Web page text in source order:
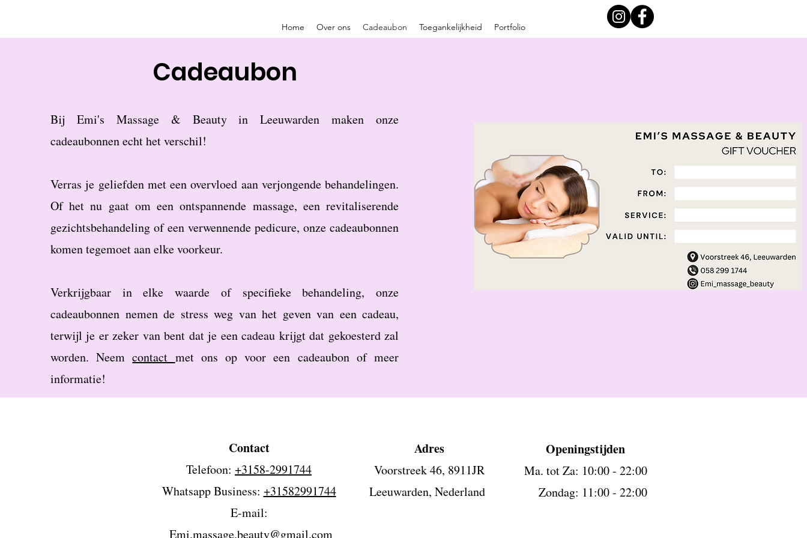
Home Over ons Cadeaubon Toegankelijkheid Portfolio
Cadeaubon
Bij Emi's Massage & Beauty in Leeuwarden maken onze
cadeaubonnen echt het verschil!
Verras je geliefden met een overvloed aan verjongende behandelingen.
Of het nu gaat om een ontspannende massage, een revitaliserende
gezichtsbehandeling of een verwennende pedicure, onze cadeaubonnen
komen tegemoet aan elke voorkeur.
Verkrijgbaar in elke waarde of specifieke behandeling, onze
cadeaubonnen nemen de stress weg van het geven van een cadeau,
terwijl je er zeker van bent dat je een cadeau krijgt dat gekoesterd zal
worden. Neemcontact met ons op voor een cadeaubon of meer
informatie!
Contact
Telefoon: +3158-2991744
Whatsapp Business: ​ +31582991744
E-mail:
Emi.massage.beauty@gmail.com
Adres
Voorstreek 46, 8911JR
Leeuwarden, Nederland
Openingstijden
Ma. tot Za: 10:00 - 22:00
Zondag: 11:00 - 22:00